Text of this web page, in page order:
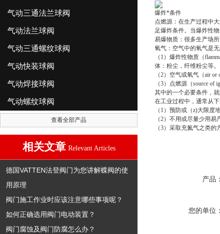
气动三通法兰球阀
气动法兰球阀
气动三通螺纹球阀
气动快装球阀
气动焊接球阀
气动螺纹球阀
查看全部产品
相关文章 Relevant Articles
德国VATTEN法登阀门为您讲解蝶阀的使
用原理
阀门施工作业时应该注意哪些事项呢？
如何正确选用阀门电动装置？
阀门腐蚀及阀门防腐怎么办？
爆炸*条件
点燃源：在生产过程中
足爆炸条件。当爆炸性
易爆物质：很多生产场
氧气：空气中的氧气是
（1）爆炸性物质（
体：粉尘，纤维粉尘等
（2）空气或氧气（air or
（3）点燃源（source
其中的一个必要条件，
在工业过程中，通常从
（1）预防或（z)大限度
（2）不用或尽量少用
（3）采取充氮气之类
产品
您的单位